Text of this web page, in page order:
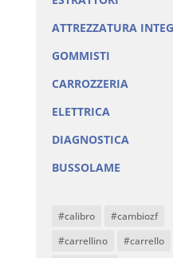
ATTREZZATURA
GOMMISTI
CARROZZERIA
ELETTRICA
DIAGNOSTICA
BUSSOLAME
#calibro
#cambiozf
#carrellino
#carrello